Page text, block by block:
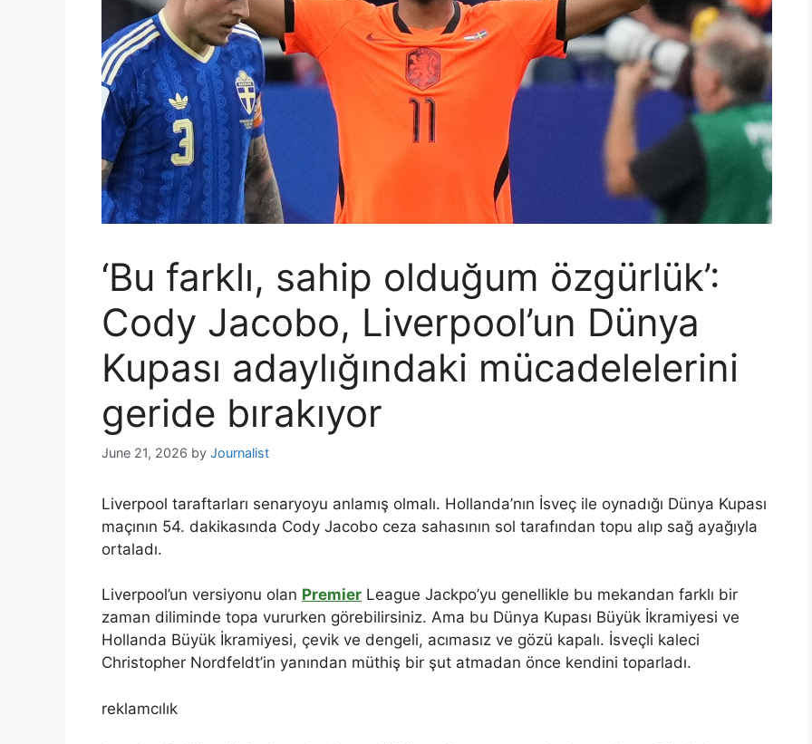
‘Bu farklı, sahip olduğum özgürlük’:
Cody Jacobo, Liverpool’un Dünya
Kupası adaylığındaki mücadelelerini
geride bırakıyor
June 21, 2026 by Journalist
Liverpool taraftarları senaryoyu anlamış olmalı. Hollanda’nın İsveç ile oynadığı Dünya Kupası
maçının 54. dakikasında Cody Jacobo ceza sahasının sol tarafından topu alıp sağ ayağıyla
ortaladı.
Liverpool’un versiyonu olan Premier League Jackpo’yu genellikle bu mekandan farklı bir
zaman diliminde topa vururken görebilirsiniz. Ama bu Dünya Kupası Büyük İkramiyesi ve
Hollanda Büyük İkramiyesi, çevik ve dengeli, acımasız ve gözü kapalı. İsveçli kaleci
Christopher Nordfeldt’in yanından müthiş bir şut atmadan önce kendini toparladı.
reklamcılık